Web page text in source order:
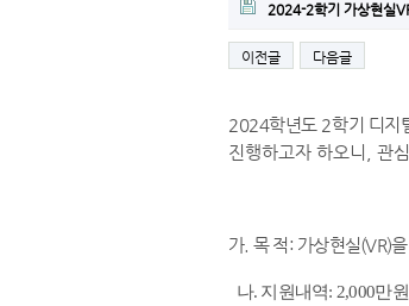
2024-2학기 가상현실
이전글 다음글
2024학년도 2학기 디지
진행하고자 하오니, 관
가. 목 적: 가상현실(VR)
나. 지원내역: 2,000만